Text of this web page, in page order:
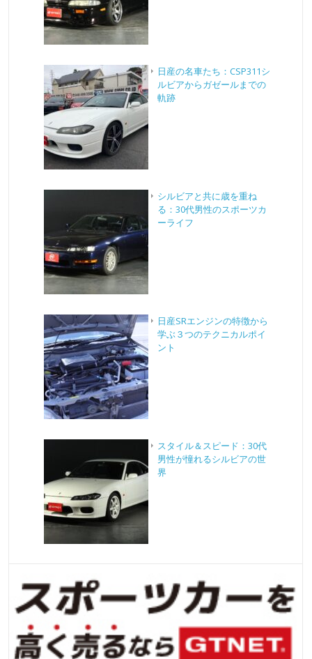
日産の名車たち：CSP311シ
ルビアからガゼールまでの
軌跡
シルビアと共に歳を重ね
る：30代男性のスポーツカ
ーライフ
日産SRエンジンの特徴から
学ぶ３つのテクニカルポイ
ント
スタイル＆スピード：30代
男性が憧れるシルビアの世
界